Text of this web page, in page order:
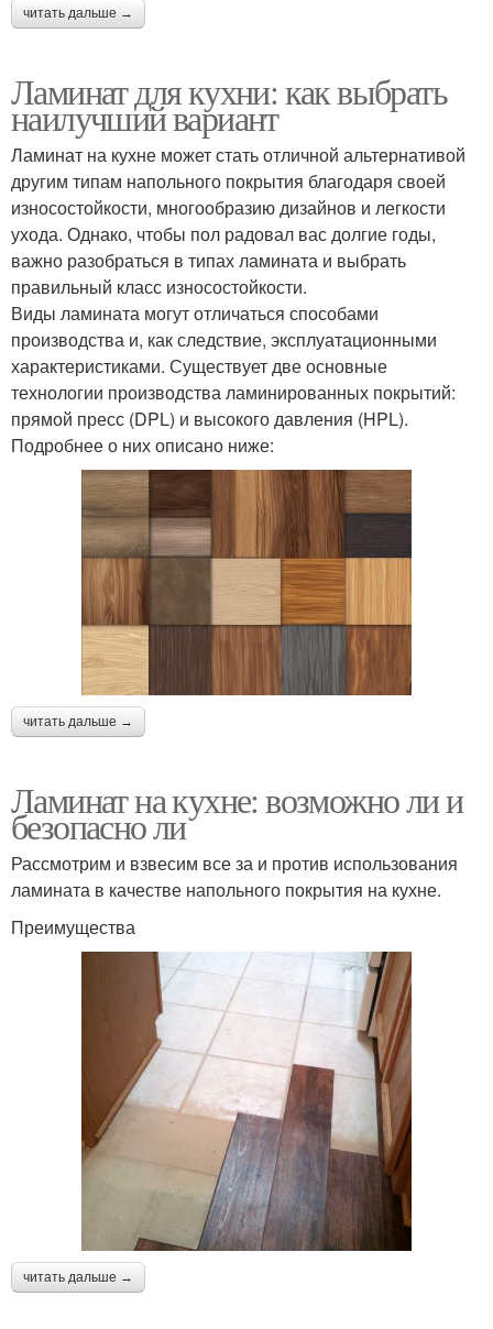
читать дальше →
Ламинат для кухни: как выбрать
наилучший вариант
Ламинат на кухне может стать отличной альтернативой
другим типам напольного покрытия благодаря своей
износостойкости, многообразию дизайнов и легкости
ухода. Однако, чтобы пол радовал вас долгие годы,
важно разобраться в типах ламината и выбрать
правильный класс износостойкости.
Виды ламината могут отличаться способами
производства и, как следствие, эксплуатационными
характеристиками. Существует две основные
технологии производства ламинированных покрытий:
прямой пресс (DPL) и высокого давления (HPL).
Подробнее о них описано ниже:
читать дальше →
Ламинат на кухне: возможно ли и
безопасно ли
Рассмотрим и взвесим все за и против использования
ламината в качестве напольного покрытия на кухне.
Преимущества
читать дальше →